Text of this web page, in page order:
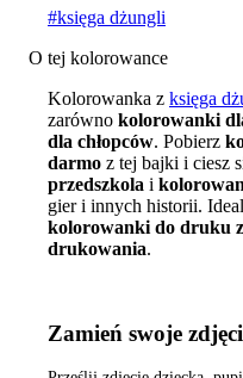
#księga dżungli
O tej kolorowance
Kolorowanka z księga
zarówno kolorowanki
dla chłopców. Pobierz
darmo z tej bajki i ciesz
przedszkola i
gier i innych historii.
kolorowanki do druku
drukowania.
Zamień swoje